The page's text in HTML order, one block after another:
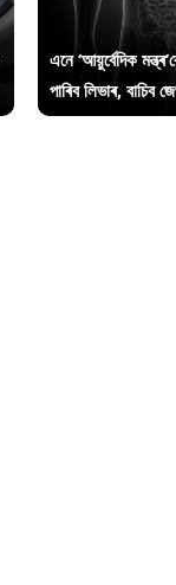
এনে ‘আয়ুৰ্বেদিক
পাৰিব লিভাৰ, বাচিব